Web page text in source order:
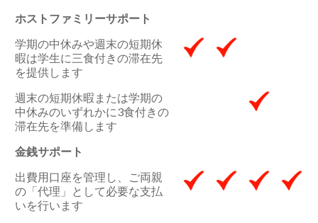
ホストファミリーサポート
学期の中休みや週末の短期休
暇は学生に三食付きの滞在先
を提供します
週末の短期休暇または学期の
中休みのいずれかに3食付きの
滞在先を準備します
金銭サポート
出費用口座を管理し、ご両親
の「代理」として必要な支払
いを行います